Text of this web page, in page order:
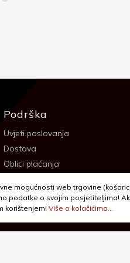
Podrška
Uvjeti poslovanja
Dostava
Oblici plaćanja
Reklamacije, povrati i prigovori
Jednostrani raskid ugovora
mogućnosti web trgovine
podatke o svojim posjetiteljima!
korištenjem! Više o kolačićima...